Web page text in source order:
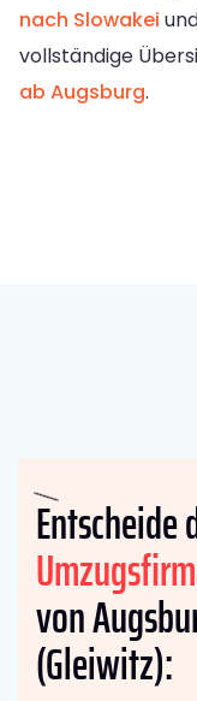
nach Slowakei
vollständige
ab Augsburg.
von
(Gleiwitz):